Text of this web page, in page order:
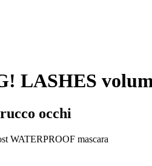
LASHES
occhi
WATERPROOF mascara